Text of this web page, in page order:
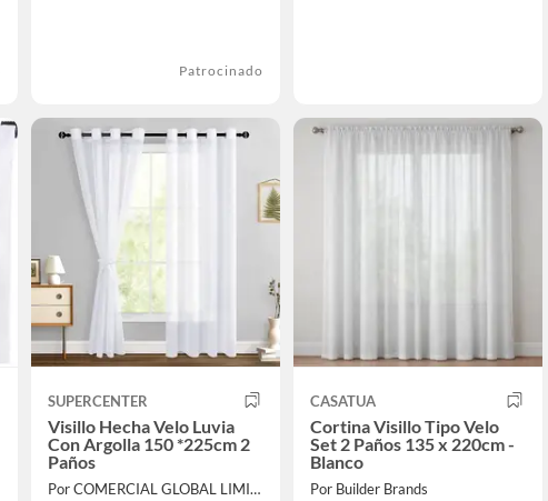
Patrocinado
SUPERCENTER
Visillo Hecha Velo Luvia
Con Argolla 150 *225cm 2
Paños
Por COMERCIAL GLOBAL LIMITADA
CASATUA
Cortina Visillo Tipo Velo
Set 2 Paños 135 x 220cm -
Blanco
Por Builder Brands